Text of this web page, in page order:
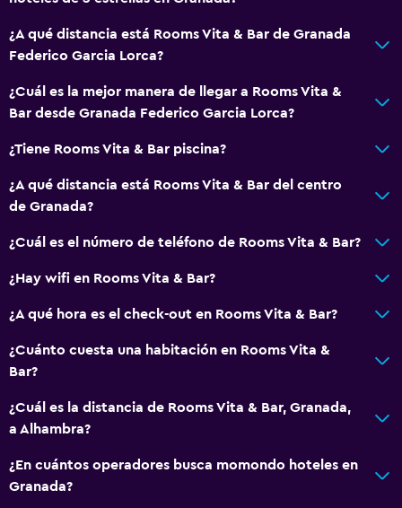
¿A qué distancia está Rooms Vita & Bar de Granada
Federico Garcia Lorca?
¿Cuál es la mejor manera de llegar a Rooms Vita &
Bar desde Granada Federico Garcia Lorca?
¿Tiene Rooms Vita & Bar piscina?
¿A qué distancia está Rooms Vita & Bar del centro
de Granada?
¿Cuál es el número de teléfono de Rooms Vita & Bar?
¿Hay wifi en Rooms Vita & Bar?
¿A qué hora es el check-out en Rooms Vita & Bar?
¿Cuánto cuesta una habitación en Rooms Vita &
Bar?
¿Cuál es la distancia de Rooms Vita & Bar, Granada,
a Alhambra?
¿En cuántos operadores busca momondo hoteles en
Granada?